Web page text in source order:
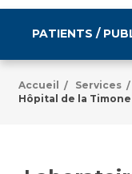
PATIENTS /
Informations
Égalité
Emploi /
Accueil / Services /
Hôpital de la Timone